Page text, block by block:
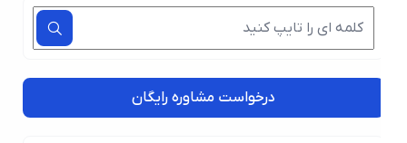
درخواست مشاوره رایگان